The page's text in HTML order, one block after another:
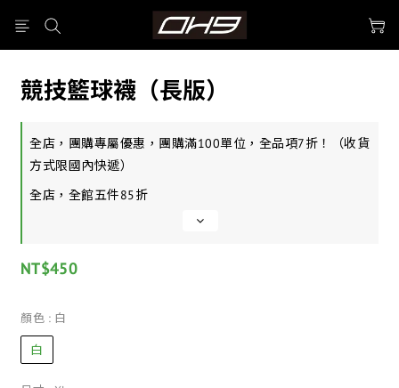
競技籃球襪（長版）
全店，團購專屬優惠，團購滿100單位，全品項7折！（收貨
方式限國內快遞）
全店，全館五件85折
NT$450
顏色 : 白
白